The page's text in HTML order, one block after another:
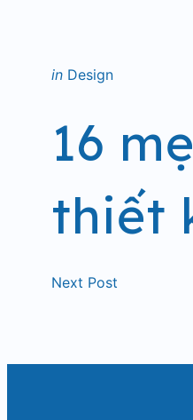
Posted
in Design
16
thiết
Next Post